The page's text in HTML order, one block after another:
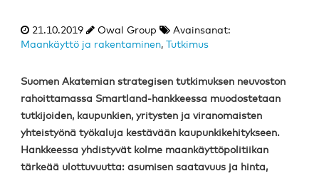
21.10.2019 Owal Group
Avainsanat:
Maankäyttö ja rakentaminen,Tutkimus
Suomen Akatemian strategisen tutkimuksen neuvoston
rahoittamassa Smartland-hankkeessa muodostetaan
tutkijoiden, kaupunkien, yritysten ja viranomaisten
yhteistyönä työkaluja kestävään kaupunkikehitykseen.
Hankkeessa yhdistyvät kolme maankäyttöpolitiikan
tärkeää ulottuvuutta: asumisen saatavuus ja hinta,